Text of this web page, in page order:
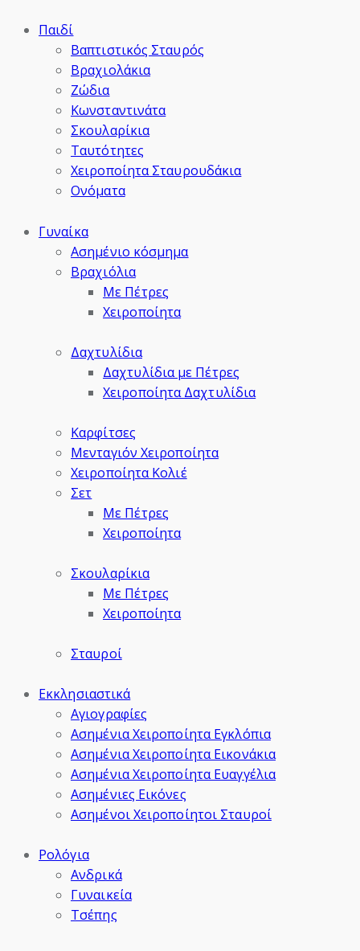
Παιδί
Βαπτιστικός Σταυρός
Βραχιολάκια
Ζώδια
Κωνσταντινάτα
Σκουλαρίκια
Ταυτότητες
Χειροποίητα Σταυρουδάκια
Ονόματα
Γυναίκα
Ασημένιο κόσμημα
Βραχιόλια
Με Πέτρες
Χειροποίητα
Δαχτυλίδια
Δαχτυλίδια με Πέτρες
Χειροποίητα Δαχτυλίδια
Καρφίτσες
Μενταγιόν Χειροποίητα
Χειροποίητα Κολιέ
Σετ
Με Πέτρες
Χειροποίητα
Σκουλαρίκια
Με Πέτρες
Χειροποίητα
Σταυροί
Εκκλησιαστικά
Αγιογραφίες
Ασημένια Χειροποίητα Εγκλόπια
Ασημένια Χειροποίητα Εικονάκια
Ασημένια Χειροποίητα Ευαγγέλια
Ασημένιες Εικόνες
Ασημένοι Χειροποίητοι Σταυροί
Ρολόγια
Ανδρικά
Γυναικεία
Τσέπης